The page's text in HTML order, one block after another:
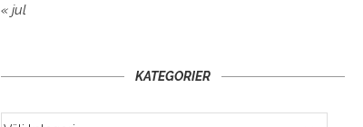
« jul
KATEGORIER